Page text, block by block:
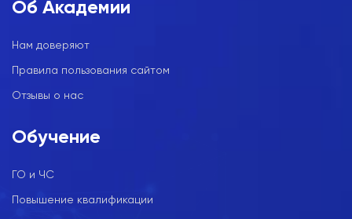
Об Академии
Нам доверяют
Правила пользования сайтом
Отзывы о нас
Обучение
ГО и ЧС
Повышение квалификации